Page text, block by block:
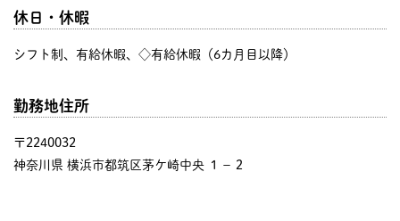
休日・休暇
シフト制、有給休暇、◇有給休暇（6カ月目以降）
勤務地住所
〒2240032
神奈川県 横浜市都筑区茅ケ崎中央 １−２